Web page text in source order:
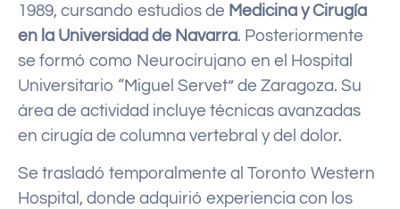
1989, cursando estudios de Medicina y Cirugía
en la Universidad de Navarra. Posteriormente
se formó como Neurocirujano en el Hospital
Universitario “Miguel Servet” de Zaragoza. Su
área de actividad incluye técnicas avanzadas
en cirugía de columna vertebral y del dolor.
Se trasladó temporalmente al Toronto Western
Hospital, donde adquirió experiencia con los